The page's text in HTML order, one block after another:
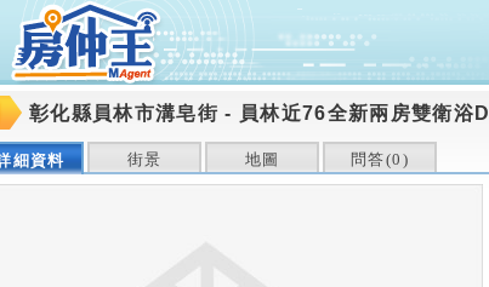
彰化縣員林市溝皂街 - 員林近76全新兩房雙衛浴D
細資料 街景 地圖 問答(0 )